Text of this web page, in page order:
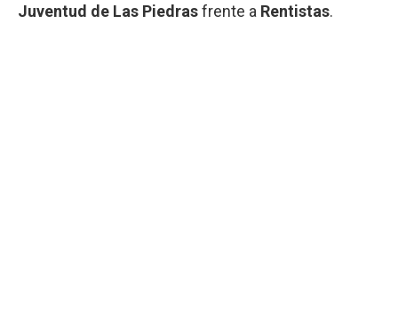
Juventud de Las Piedrasfrente a Rentistas.